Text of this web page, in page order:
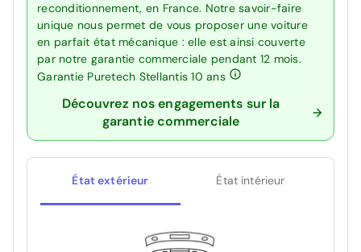
reconditionnement, en France. Notre savoir-faire
unique nous permet de vous proposer une voiture
en parfait état mécanique : elle est ainsi couverte
par notre garantie commerciale pendant 12 mois.
Garantie Puretech Stellantis 10 ans
Découvrez nos engagements sur la
garantie commerciale
État extérieur État intérieur